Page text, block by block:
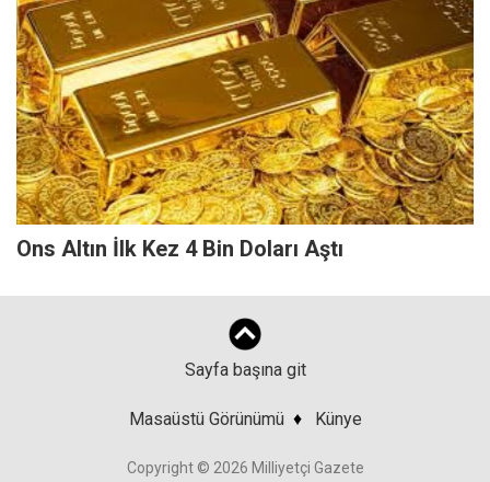
Ons Altın İlk Kez 4 Bin Doları Aştı
Sayfa başına git
Masaüstü Görünümü ♦ Künye
Copyright © 2026 Milliyetçi Gazete